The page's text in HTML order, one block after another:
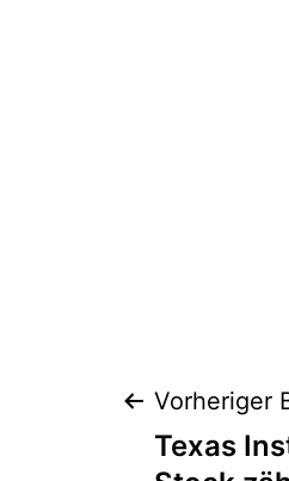
Vorheriger
Texas